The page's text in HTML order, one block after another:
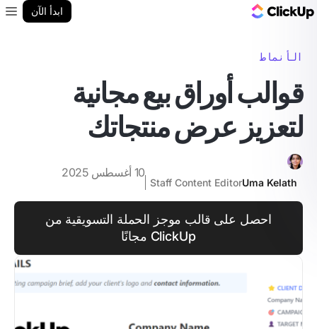
ابدأ الآن
الأنماط
قوالب أوراق بيع مجانية
لتعزيز عرض منتجاتك
Uma Kelath
Staff Content Editor
10 أغسطس 2025
احصل على قالب موجز الحملة التسويقية من
ClickUp مجانًا